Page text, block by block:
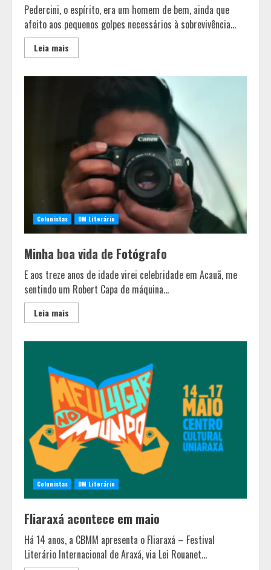
Pedercini, o espírito, era um homem de bem, ainda que
afeito aos pequenos golpes necessários à sobrevivência...
Leia mais
Colunistas DM Literário
Minha boa vida de Fotógrafo
E aos treze anos de idade virei celebridade em Acauã, me
sentindo um Robert Capa de máquina...
Leia mais
Colunistas DM Literário
Fliaraxá acontece em maio
Há 14 anos, a CBMM apresenta o Fliaraxá – Festival
Literário Internacional de Araxá, via Lei Rouanet...